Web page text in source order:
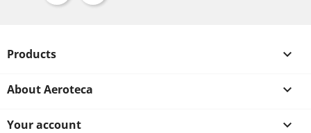
Products 
About Aeroteca 
Your account 